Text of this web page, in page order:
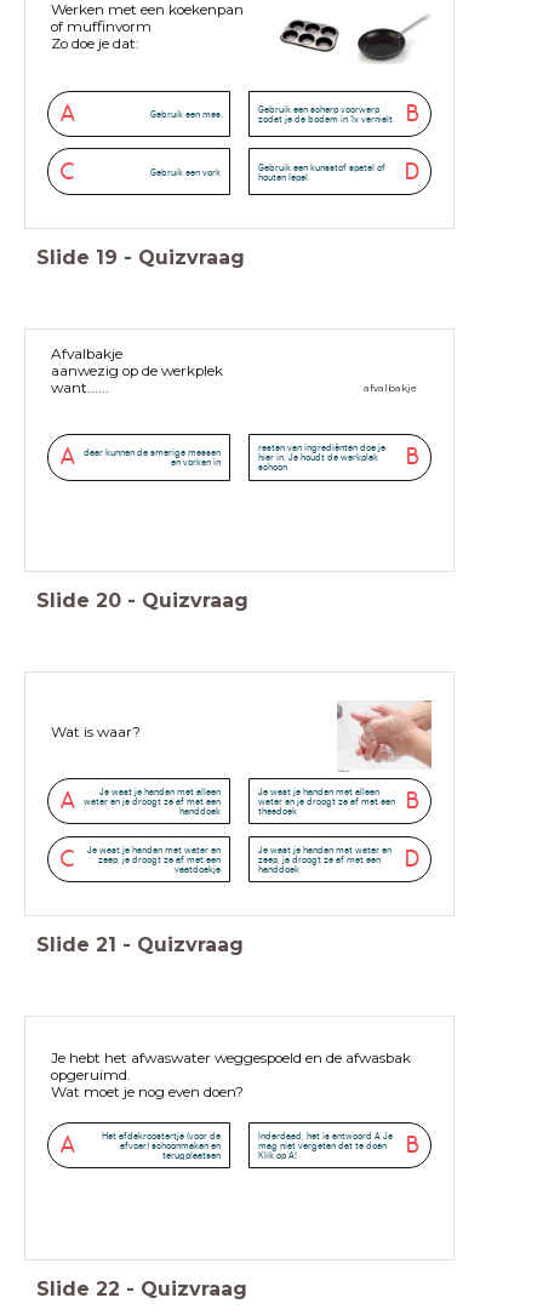
Werken met een koekenpan
of muffinvorm
Zo doe je dat:
A Gebruik een mes B
Gebruik een scherp voorwerp
zodat je de bodem in 1x vernielt
C Gebruik een vork D
Gebruik een kunsstof spatel of
houten lepel
Slide 19 - Quizvraag
Afvalbakje
aanwezig op de werkplek
want......
afvalbakje
A
daar kunnen de smerige messen
en vorken in
B
resten van ingrediënten doe je
hier in. Je houdt de werkplek
schoon
Slide 20 - Quizvraag
Wat is waar?
A
Je wast je handen met alleen
water en je droogt ze af met een
handdoek
B
Je wast je handen met alleen
water en je droogt ze af met een
theedoek
C
Je wast je handen met water en
zeep, je droogt ze af met een
vaatdoekje
D
Je wast je handen met water en
zeep, je droogt ze af met een
handdoek
Slide 21 - Quizvraag
Je hebt het afwaswater weggespoeld en de afwasbak
opgeruimd.
Wat moet je nog even doen?
A
Het afdekroostertje (voor de
afvoer) schoonmaken en
terugplaatsen
B
Inderdaad, het is antwoord A Je
mag niet vergeten dat te doen
Klik op A!
Slide 22 - Quizvraag